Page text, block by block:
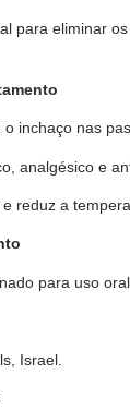
para eliminar
inchaço nas
analgésico e
reduz a
para uso oral.
Israel.